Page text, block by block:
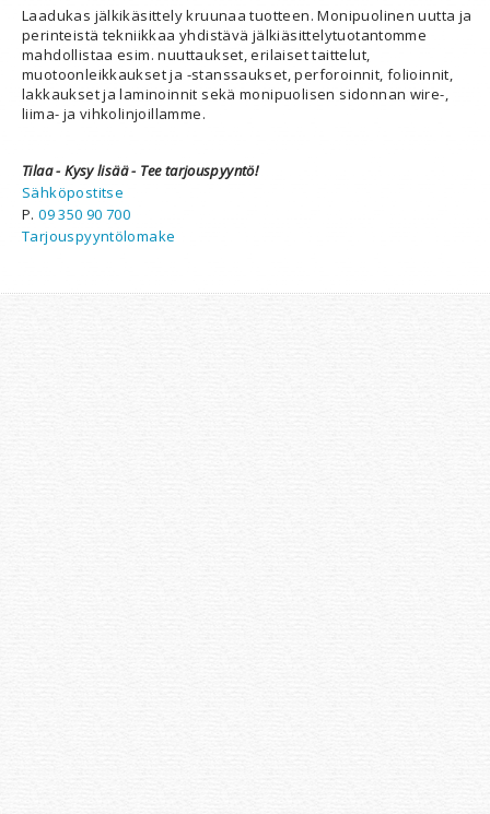
Laadukas jälkikäsittely kruunaa tuotteen. Monipuolinen uutta ja
perinteistä tekniikkaa yhdistävä jälkiäsittelytuotantomme
mahdollistaa esim. nuuttaukset, erilaiset taittelut,
muotoonleikkaukset ja -stanssaukset, perforoinnit, folioinnit,
lakkaukset ja laminoinnit sekä monipuolisen sidonnan wire-,
liima- ja vihkolinjoillamme.
Tilaa - Kysy lisää - Tee tarjouspyyntö!
Sähköpostitse
P.09 350 90 700
Tarjouspyyntölomake